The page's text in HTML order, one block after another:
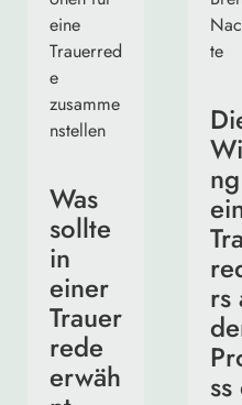
Was
sollte
in
einer
Trauer
rede
erwäh
ng
rs